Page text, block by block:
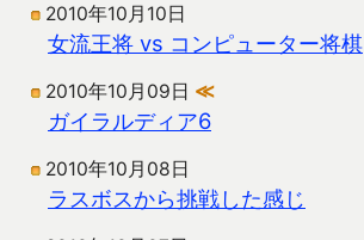
2010年10月10日
女流王将 vs コンピューター将棋
2010年10月09日 ≪
ガイラルディア6
2010年10月08日
ラスボスから挑戦した感じ